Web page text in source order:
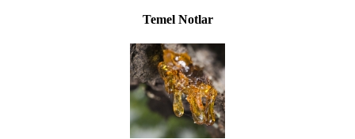
Temel Notlar